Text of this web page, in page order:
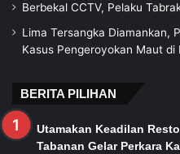
Berbekal CCTV, Pelaku
Lima Tersangka Diamankan,
Kasus Pengeroyokan Maut di
BERITA PILIHAN
Utamakan Keadilan
Tabanan Gelar Perkara